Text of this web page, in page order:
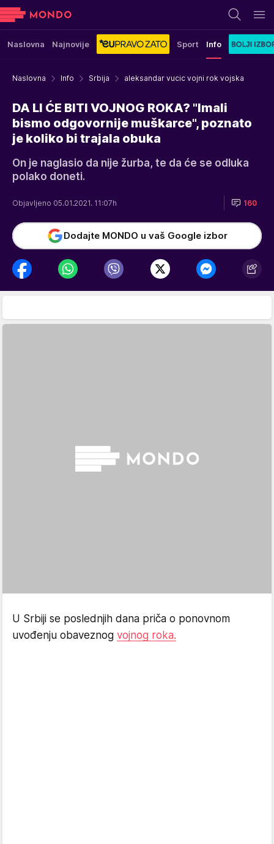
Naslovna Najnovije Sport Info
Naslovna Info Srbija aleksandar vucic vojni rok vojska
DA LI ĆE BITI VOJNOG ROKA? "Imali
bismo odgovornije muškarce", poznato
je koliko bi trajala obuka
On je naglasio da nije žurba, te da će se odluka
polako doneti.
Objavljeno 05.01.2021. 11:07h 160
Dodajte MONDO u vaš Google izbor
U Srbiji se poslednjih dana priča o ponovnom
uvođenju obaveznog vojnog roka.